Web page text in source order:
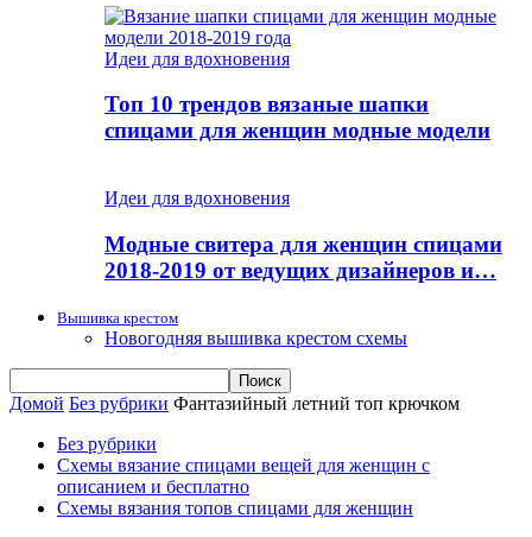
Идеи для вдохновения
Топ 10 трендов вязаные шапки
спицами для женщин модные модели
Идеи для вдохновения
Модные свитера для женщин спицами
2018-2019 от ведущих дизайнеров и…
Вышивка крестом
Новогодняя вышивка крестом схемы
Домой Без рубрики Фантазийный летний топ крючком
Без рубрики
Схемы вязание спицами вещей для женщин с
описанием и бесплатно
Схемы вязания топов спицами для женщин